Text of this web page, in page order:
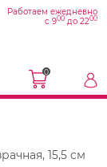
Работаем ежедневно
с 900 до 2200
0
15,5 см